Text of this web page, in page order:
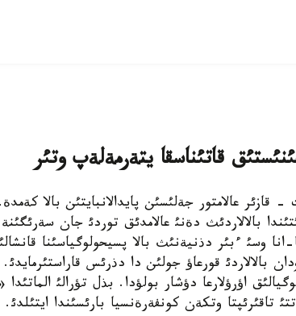
قاتئناسقا يتةرمةلةپ وتئر
- قازئر عالامتور جةلئسئن پايدالانبايتئن بالا
بالالاردئث دةنئ عالامدئق توردئ جان سةرئگئنة
وسئ ءبئر دذنيةنئث بالا پسيحولوگياسئنا
بالالاردئ قورعاؤ جولئن دا دذرئس قاراستئرمايدئ.
اؤرؤلارعا دؤشار بولؤدا. بذل تؤرالئ الماتئدا
تاقئرئپتا وتكةن كونفةرةنسيا بارئسئندا ايتئلدئ.